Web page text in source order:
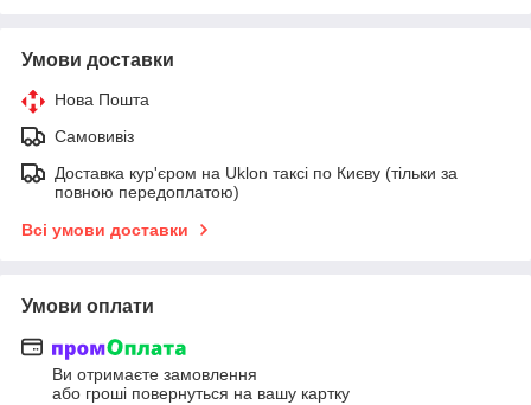
Умови доставки
Нова Пошта
Самовивіз
Доставка кур'єром на Uklon таксі по Києву (тільки за
повною передоплатою)
Всі умови доставки
Умови оплати
Ви отримаєте замовлення
або гроші повернуться на вашу картку